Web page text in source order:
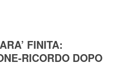
FINITA:
RICORDO DOPO